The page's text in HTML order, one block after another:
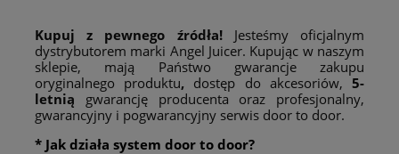
Kupuj z pewnego źródła! Jesteśmy oficjalnym
dystrybutorem marki Angel Juicer. Kupując w naszym
sklepie, mają Państwo gwarancje zakupu
oryginalnego produktu, dostęp do akcesoriów, 5-
letnią gwarancję producenta oraz profesjonalny,
gwarancyjny i pogwarancyjny serwis door to door.
* Jak działa system door to door?